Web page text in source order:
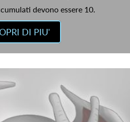
devono essere 10.
DI PIU'